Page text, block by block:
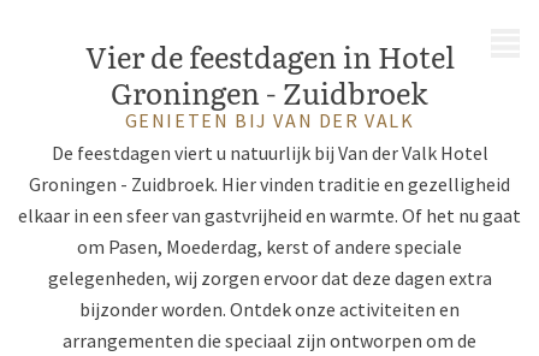
Vier de feestdagen in Hotel
Groningen - Zuidbroek
GENIETEN BIJ VAN DER VALK
De feestdagen viert u natuurlijk bij Van der Valk Hotel
Groningen - Zuidbroek. Hier vinden traditie en gezelligheid
elkaar in een sfeer van gastvrijheid en warmte. Of het nu gaat
om Pasen, Moederdag, kerst of andere speciale
gelegenheden, wij zorgen ervoor dat deze dagen extra
bijzonder worden. Ontdek onze activiteiten en
arrangementen die speciaal zijn ontworpen om de